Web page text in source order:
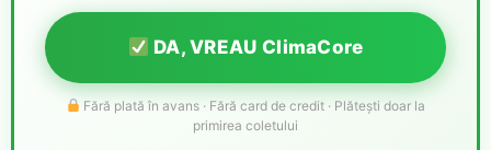
DA, VREAU ClimaCore
Fără plată în avans · Fără card de credit · Plătești doar la
primirea coletului